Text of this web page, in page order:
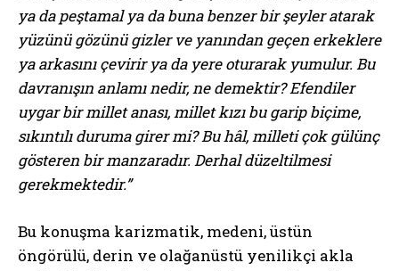
ya da peştamal ya da buna benzer bir şeyler atarak
yüzünü gözünü gizler ve yanından geçen erkeklere
ya arkasını çevirir ya da yere oturarak yumulur. Bu
davranışın anlamı nedir, ne demektir? Efendiler
uygar bir millet anası, millet kızı bu garip biçime,
sıkıntılı duruma girer mi? Bu hâl, milleti çok gülünç
gösteren bir manzaradır. Derhal düzeltilmesi
gerekmektedir.”
Bu konuşma karizmatik, medeni, üstün
öngörülü, derin ve olağanüstü yenilikçi akla